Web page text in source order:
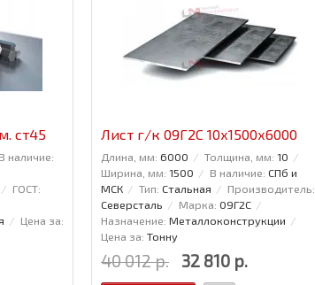
ст45
наличие:
ГОСТ:
Цена за:
Лист г/к 09Г2С 10х1500х6000
Длина, мм: 6000 Толщина, мм: 10
Ширина, мм: 1500 В наличие: СПб и
МСК
Тип: Стальная
Производитель:
Северсталь
Марка: 09Г2С
Назначение: Металлоконструкции
Цена за: Тонну
40 012 р. 32 810 р.